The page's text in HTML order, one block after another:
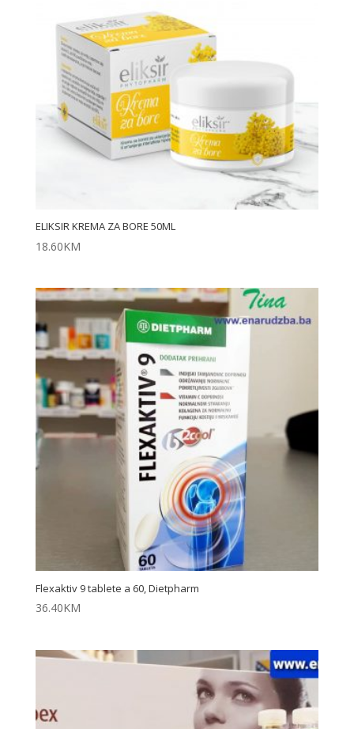
ELIKSIR KREMA ZA BORE 50ML
18.60KM
Flexaktiv 9 tablete a 60, Dietpharm
36.40KM